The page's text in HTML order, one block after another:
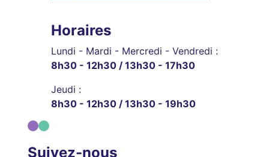
Horaires
Lundi - Mardi - Mercredi - Vendredi :
8h30 - 12h30 / 13h30 - 17h30
Jeudi :
8h30 - 12h30 / 13h30 - 19h30
Suivez-nous